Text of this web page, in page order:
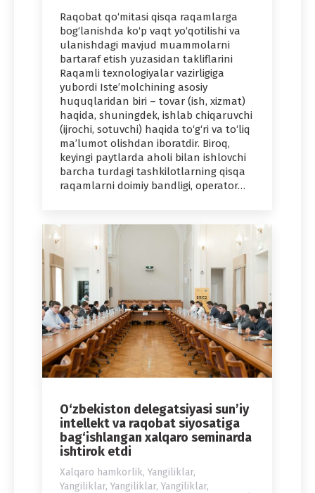
Raqobat qo‘mitasi qisqa raqamlarga
bog‘lanishda ko‘p vaqt yo‘qotilishi va
ulanishdagi mavjud muammolarni
bartaraf etish yuzasidan takliflarini
Raqamli texnologiyalar vazirligiga
yubordi Iste’molchining asosiy
huquqlaridan biri – tovar (ish, xizmat)
haqida, shuningdek, ishlab chiqaruvchi
(ijrochi, sotuvchi) haqida to‘g‘ri va to‘liq
ma’lumot olishdan iboratdir. Biroq,
keyingi paytlarda aholi bilan ishlovchi
barcha turdagi tashkilotlarning qisqa
raqamlarni doimiy bandligi, operator…
O‘zbekiston delegatsiyasi sun’iy
intellekt va raqobat siyosatiga
bag‘ishlangan xalqaro seminarda
ishtirok etdi
Xalqaro hamkorlik, Yangiliklar,
Yangiliklar, Yangiliklar, Yangiliklar,